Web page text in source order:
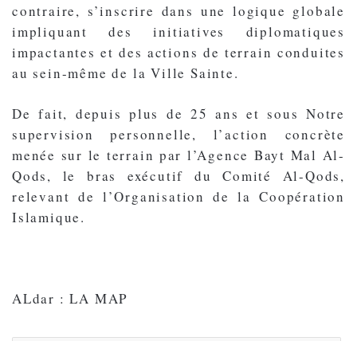
contraire, s’inscrire dans une logique globale
impliquant des initiatives diplomatiques
impactantes et des actions de terrain conduites
au sein-même de la Ville Sainte.
De fait, depuis plus de 25 ans et sous Notre
supervision personnelle, l’action concrète
menée sur le terrain par l’Agence Bayt Mal Al-
Qods, le bras exécutif du Comité Al-Qods,
relevant de l’Organisation de la Coopération
Islamique.
ALdar : LA MAP